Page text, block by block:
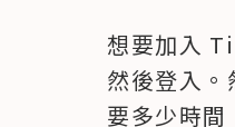
想要加入
然後登入
要多少時